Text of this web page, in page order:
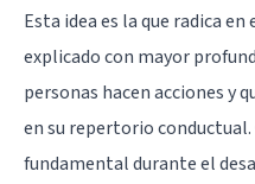
Esta idea es la que radica en
explicado con mayor
personas hacen acciones y
en su repertorio conductual.
fundamental durante el